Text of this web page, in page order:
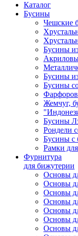
Каталог
Бусины
Чешские
Бусины
Бусины
Бусины
Жемчуг,
Бусины
Рондели
Бусины с
Рамки
Фурнитура
для бижутерии
Основы
Основы
Основы
Основы
Основы
Основы
Основы